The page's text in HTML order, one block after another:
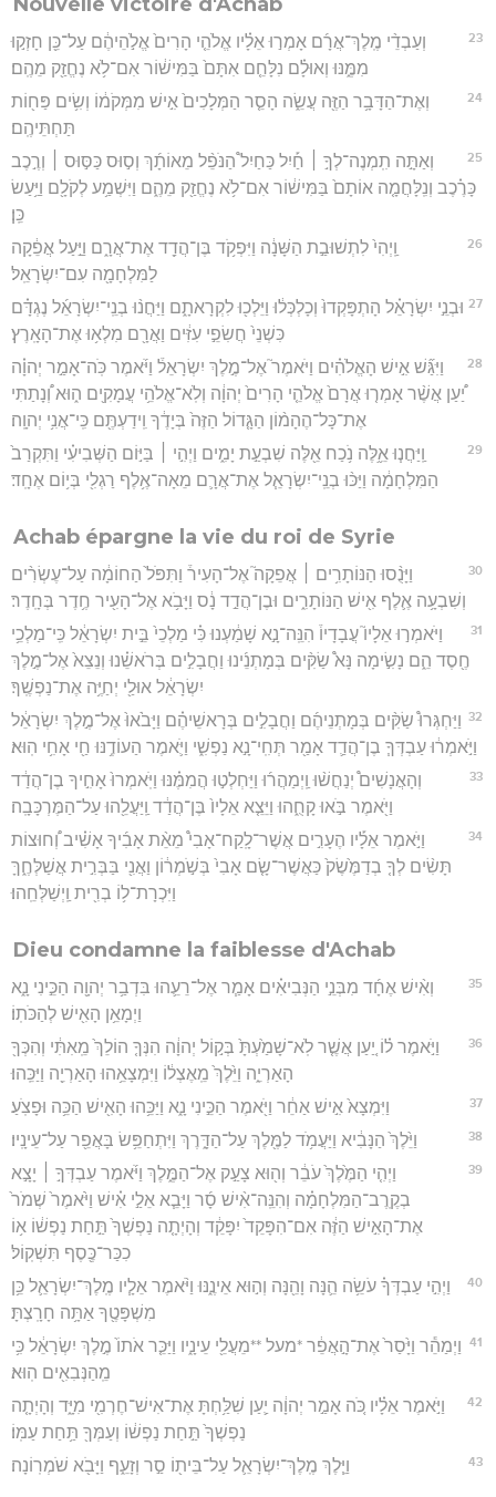
23
וְעַבְדֵ֨י מֶֽלֶךְ־אֲרָ֜ם אָמְר֣וּ אֵלָ֗יו אֱלֹהֵ֤י הָרִים֙ אֱלֹ֣הֵיהֶ֔ם עַל־כֵּ֖ן חָזְק֣וּ
מִמֶּ֑נּוּ וְאוּלָ֗ם נִלָּחֵ֤ם אִתָּם֙ בַּמִּישׁ֔וֹר אִם־לֹ֥א נֶחֱזַ֖ק מֵהֶֽם׃
24
וְאֶת־הַדָּבָ֥ר הַזֶּ֖ה עֲשֵׂ֑ה הָסֵ֤ר הַמְּלָכִים֙ אִ֣ישׁ מִמְּקֹמ֔וֹ וְשִׂ֥ים פַּח֖וֹת
תַּחְתֵּיהֶֽם׃
25
וְאַתָּ֣ה תִֽמְנֶה־לְךָ֣ ׀ חַ֡יִל כַּחַיִל֩ הַנֹּפֵ֨ל מֵאוֹתָ֜ךְ וְס֣וּס כַּסּ֣וּס ׀ וְרֶ֣כֶב
כָּרֶ֗כֶב וְנִֽלָּחֲמָ֤ה אוֹתָם֙ בַּמִּישׁ֔וֹר אִם־לֹ֥א נֶחֱזַ֖ק מֵהֶ֑ם וַיִּשְׁמַ֥ע לְקֹלָ֖ם וַיַּ֥עַשׂ
כֵּֽן׃
26
וַֽיְהִי֙ לִתְשׁוּבַ֣ת הַשָּׁנָ֔ה וַיִּפְקֹ֥ד בֶּן־הֲדַ֖ד אֶת־אֲרָ֑ם וַיַּ֣עַל אֲפֵ֔קָה
לַמִּלְחָמָ֖ה עִם־יִשְׂרָאֵֽל׃
27 וּבְנֵ֣י יִשְׂרָאֵ֗ל הָתְפָּקְדוּ֙ וְכָלְכְּל֔וּ וַיֵּלְכ֖וּ לִקְרָאתָ֑ם וַיַּחֲנ֨וּ בְנֵֽי־יִשְׂרָאֵ֜ל נֶגְדָּ֗ם
כִּשְׁנֵי֙ חֲשִׂפֵ֣י עִזִּ֔ים וַאֲרָ֖ם מִלְא֥וּ אֶת־הָאָֽרֶץ׃
28
וַיִּגַּ֞שׁ אִ֣ישׁ הָאֱלֹהִ֗ים וַיֹּאמֶר֮ אֶל־מֶ֣לֶךְ יִשְׂרָאֵל֒ וַיֹּ֜אמֶר כֹּֽה־אָמַ֣ר יְהוָ֗ה
יַ֠עַן אֲשֶׁ֨ר אָמְר֤וּ אֲרָם֙ אֱלֹהֵ֤י הָרִים֙ יְהוָ֔ה וְלֹֽא־אֱלֹהֵ֥י עֲמָקִ֖ים ה֑וּא וְ֠נָתַתִּי
אֶת־כָּל־הֶהָמ֨וֹן הַגָּ֤דוֹל הַזֶּה֙ בְּיָדֶ֔ךָ וִֽידַעְתֶּ֖ם כִּֽי־אֲנִ֥י יְהוָֽה׃
29
וַֽיַּחֲנ֧וּ אֵ֦לֶּה נֹ֥כַח אֵ֖לֶּה שִׁבְעַ֣ת יָמִ֑ים וַיְהִ֣י ׀ בַּיּ֣וֹם הַשְּׁבִיעִ֗י וַתִּקְרַב֙
הַמִּלְחָמָ֔ה וַיַּכּ֨וּ בְנֵֽי־יִשְׂרָאֵ֧ל אֶת־אֲרָ֛ם מֵאָה־אֶ֥לֶף רַגְלִ֖י בְּי֥וֹם אֶחָֽד׃
Achab épargne la vie du roi de Syrie
30
וַיָּנֻ֨סוּ הַנּוֹתָרִ֥ים ׀ אֲפֵקָה֮ אֶל־הָעִיר֒ וַתִּפֹּל֙ הַחוֹמָ֔ה עַל־עֶשְׂרִ֨ים
וְשִׁבְעָ֥ה אֶ֛לֶף אִ֖ישׁ הַנּוֹתָרִ֑ים וּבֶן־הֲדַ֣ד נָ֔ס וַיָּבֹ֥א אֶל־הָעִ֖יר חֶ֥דֶר בְּחָֽדֶר׃
31
וַיֹּאמְר֣וּ אֵלָיו֮ עֲבָדָיו֒ הִנֵּֽה־נָ֣א שָׁמַ֔עְנוּ כִּ֗י מַלְכֵי֙ בֵּ֣ית יִשְׂרָאֵ֔ל כִּֽי־מַלְכֵ֥י
חֶ֖סֶד הֵ֑ם נָשִׂ֣ימָה נָּא֩ שַׂקִּ֨ים בְּמָתְנֵ֜ינוּ וַחֲבָלִ֣ים בְּרֹאשֵׁ֗נוּ וְנֵצֵא֙ אֶל־מֶ֣לֶךְ
יִשְׂרָאֵ֔ל אוּלַ֖י יְחַיֶּ֥ה אֶת־נַפְשֶֽׁךָ׃
32 וַיַּחְגְּרוּ֩ שַׂקִּ֨ים בְּמָתְנֵיהֶ֜ם וַחֲבָלִ֣ים בְּרָאשֵׁיהֶ֗ם וַיָּבֹ֙אוּ֙ אֶל־מֶ֣לֶךְ יִשְׂרָאֵ֔ל
וַיֹּ֣אמְר֔וּ עַבְדְּךָ֧ בֶן־הֲדַ֛ד אָמַ֖ר תְּחִֽי־נָ֣א נַפְשִׁ֑י וַיֹּ֛אמֶר הַעוֹדֶ֥נּוּ חַ֖י אָחִ֥י הֽוּא׃
33
וְהָאֲנָשִׁים֩ יְנַחֲשׁ֨וּ וַֽיְמַהֲר֜וּ וַיַּחְלְט֣וּ הֲמִמֶּ֗נּוּ וַיֹּֽאמְרוּ֙ אָחִ֣יךָ בֶן־הֲדַ֔ד
וַיֹּ֖אמֶר בֹּ֣אוּ קָחֻ֑הוּ וַיֵּצֵ֤א אֵלָיו֙ בֶּן־הֲדַ֔ד וַֽיַּעֲלֵ֖הוּ עַל־הַמֶּרְכָּבָֽה׃
34
וַיֹּ֣אמֶר אֵלָ֡יו הֶעָרִ֣ים אֲשֶׁר־לָֽקַח־אָבִי֩ מֵאֵ֨ת אָבִ֜יךָ אָשִׁ֗יב וְ֠חוּצוֹת
תָּשִׂ֨ים לְךָ֤ בְדַמֶּ֙שֶׂק֙ כַּאֲשֶׁר־שָׂ֤ם אָבִי֙ בְּשֹׁ֣מְר֔וֹן וַאֲנִ֖י בַּבְּרִ֣ית אֲשַׁלְּחֶ֑ךָּ
וַיִּכְרָת־ל֥וֹ בְרִ֖ית וַֽיְשַׁלְּחֵֽהוּ׃
Dieu condamne la faiblesse d'Achab
35
וְאִ֨ישׁ אֶחָ֜ד מִבְּנֵ֣י הַנְּבִיאִ֗ים אָמַ֧ר אֶל־רֵעֵ֛הוּ בִּדְבַ֥ר יְהוָ֖ה הַכֵּ֣ינִי נָ֑א
וַיְמָאֵ֥ן הָאִ֖ישׁ לְהַכֹּתֽוֹ׃
36
וַיֹּ֣אמֶר ל֗וֹ יַ֚עַן אֲשֶׁ֤ר לֹֽא־שָׁמַ֙עְתָּ֙ בְּק֣וֹל יְהוָ֔ה הִנְּךָ֤ הוֹלֵךְ֙ מֵֽאִתִּ֔י וְהִכְּךָ֖
הָאַרְיֵ֑ה וַיֵּ֙לֶךְ֙ מֵֽאֶצְל֔וֹ וַיִּמְצָאֵ֥הוּ הָאַרְיֵ֖ה וַיַּכֵּֽהוּ׃
37 וַיִּמְצָא֙ אִ֣ישׁ אַחֵ֔ר וַיֹּ֖אמֶר הַכֵּ֣ינִי נָ֑א וַיַּכֵּ֥הוּ הָאִ֖ישׁ הַכֵּ֥ה וּפָצֹֽעַ׃
38 וַיֵּ֙לֶךְ֙ הַנָּבִ֔יא וַיַּעֲמֹ֥ד לַמֶּ֖לֶךְ עַל־הַדָּ֑רֶךְ וַיִּתְחַפֵּ֥שׂ בָּאֲפֵ֖ר עַל־עֵינָֽיו׃
39
וַיְהִ֤י הַמֶּ֙לֶךְ֙ עֹבֵ֔ר וְה֖וּא צָעַ֣ק אֶל־הַמֶּ֑לֶךְ וַיֹּ֜אמֶר עַבְדְּךָ֣ ׀ יָצָ֣א
בְקֶֽרֶב־הַמִּלְחָמָ֗ה וְהִנֵּֽה־אִ֨ישׁ סָ֜ר וַיָּבֵ֧א אֵלַ֣י אִ֗ישׁ וַיֹּ֙אמֶר֙ שְׁמֹר֙
אֶת־הָאִ֣ישׁ הַזֶּ֔ה אִם־הִפָּקֵד֙ יִפָּקֵ֔ד וְהָיְתָ֤ה נַפְשְׁךָ֙ תַּ֣חַת נַפְשׁ֔וֹ א֥וֹ
כִכַּר־כֶּ֖סֶף תִּשְׁקֽוֹל׃
40
וַיְהִ֣י עַבְדְּךָ֗ עֹשֵׂ֥ה הֵ֛נָּה וָהֵ֖נָּה וְה֣וּא אֵינֶ֑נּוּ וַיֹּ֨אמֶר אֵלָ֧יו מֶֽלֶךְ־יִשְׂרָאֵ֛ל כֵּ֥ן
מִשְׁפָּטֶ֖ךָ אַתָּ֥ה חָרָֽצְתָּ׃
41
וַיְמַהֵ֕ר וַיָּ֙סַר֙ אֶת־הָ֣אֲפֵ֔ר *מעל **מֵעֲלֵ֖י עֵינָ֑יו וַיַּכֵּ֤ר אֹתוֹ֙ מֶ֣לֶךְ יִשְׂרָאֵ֔ל כִּ֥י
מֵֽהַנְּבִאִ֖ים הֽוּא׃
42
וַיֹּ֣אמֶר אֵלָ֗יו כֹּ֚ה אָמַ֣ר יְהוָ֔ה יַ֛עַן שִׁלַּ֥חְתָּ אֶת־אִישׁ־חֶרְמִ֖י מִיָּ֑ד וְהָיְתָ֤ה
נַפְשְׁךָ֙ תַּ֣חַת נַפְשׁ֔וֹ וְעַמְּךָ֖ תַּ֥חַת עַמּֽוֹ׃
43 וַיֵּ֧לֶךְ מֶֽלֶךְ־יִשְׂרָאֵ֛ל עַל־בֵּית֖וֹ סַ֣ר וְזָעֵ֑ף וַיָּבֹ֖א שֹׁמְרֽוֹנָה׃